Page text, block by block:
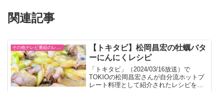
関連記事
【トキタビ】松岡昌宏の牡蠣バタ
ーにんにくレシピ
「トキタビ」（2024/03/16放送）で
TOKIOの松岡昌宏さんが自分流ホットプ
レート料理として紹介されたレシピをま